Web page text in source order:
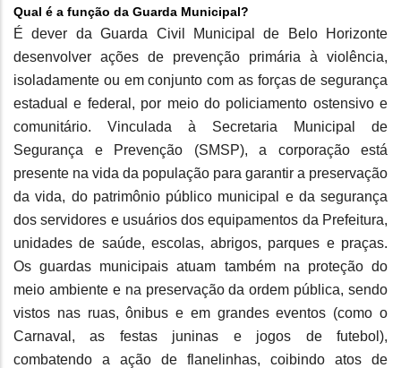
Qual é a função da Guarda Municipal?
É dever da Guarda Civil Municipal de Belo Horizonte
desenvolver ações de prevenção primária à violência,
isoladamente ou em conjunto com as forças de segurança
estadual e federal, por meio do policiamento ostensivo e
comunitário. Vinculada à Secretaria Municipal de
Segurança e Prevenção (SMSP), a corporação está
presente na vida da população para garantir a preservação
da vida, do patrimônio público municipal e da segurança
dos servidores e usuários dos equipamentos da Prefeitura,
unidades de saúde, escolas, abrigos, parques e praças.
Os guardas municipais atuam também na proteção do
meio ambiente e na preservação da ordem pública, sendo
vistos nas ruas, ônibus e em grandes eventos (como o
Carnaval, as festas juninas e jogos de futebol),
combatendo a ação de flanelinhas, coibindo atos de